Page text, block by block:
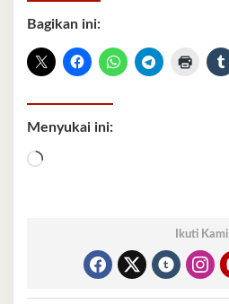
Bagikan ini:
Menyukai ini:
Memuat...
Ikuti Kami